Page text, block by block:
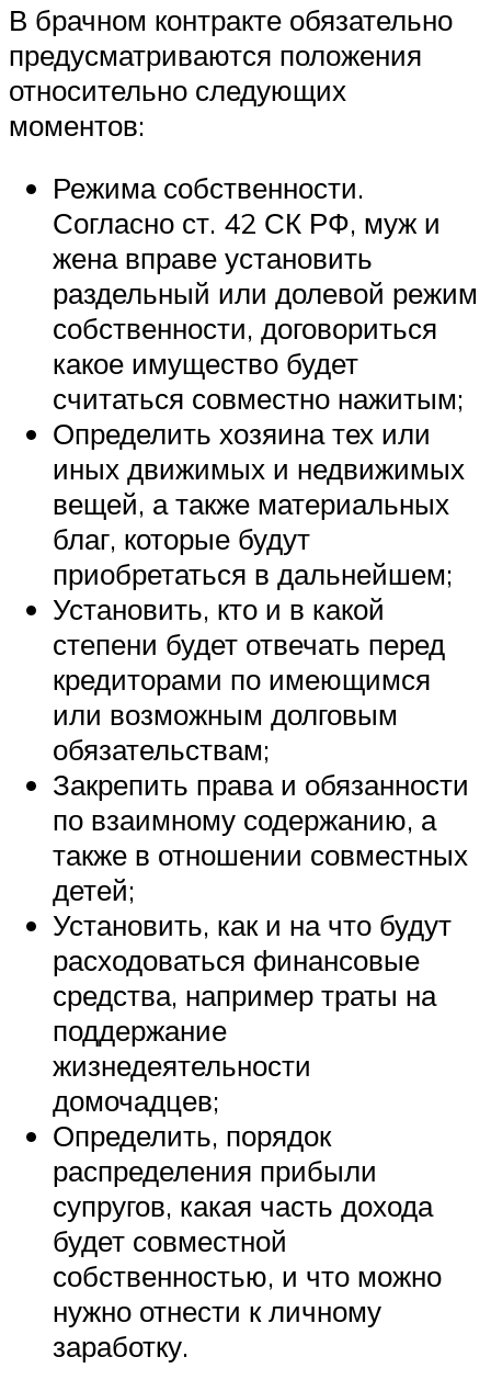
В брачном контракте обязательно
предусматриваются положения
относительно следующих
моментов:
Режима собственности.
Согласно ст. 42 СК РФ, муж и
жена вправе установить
раздельный или долевой режим
собственности, договориться
какое имущество будет
считаться совместно нажитым;
Определить хозяина тех или
иных движимых и недвижимых
вещей, а также материальных
благ, которые будут
приобретаться в дальнейшем;
Установить, кто и в какой
степени будет отвечать перед
кредиторами по имеющимся
или возможным долговым
обязательствам;
Закрепить права и обязанности
по взаимному содержанию, а
также в отношении совместных
детей;
Установить, как и на что будут
расходоваться финансовые
средства, например траты на
поддержание
жизнедеятельности
домочадцев;
Определить, порядок
распределения прибыли
супругов, какая часть дохода
будет совместной
собственностью, и что можно
нужно отнести к личному
заработку.